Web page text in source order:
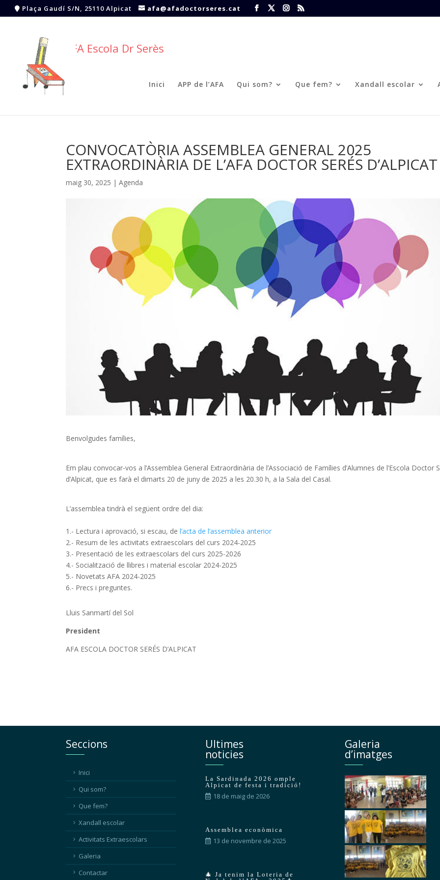
Plaça Gaudí S/N, 25110 Alpicat afa@afadoctorseres.cat
AFA Escola Dr Serès
Inici APP de l’AFA Qui som? Que fem? Xandall escolar
CONVOCATÒRIA ASSEMBLEA GENERAL 2025
EXTRAORDINÀRIA DE L’AFA DOCTOR SERÉS D’ALPICAT
maig 30, 2025 |Agenda
Benvolgudes famílies,
Em plau convocar-vos a l’Assemblea General Extraordinària de l’Associació de Famílies d’Alumnes de l’Escola Doctor
d’Alpicat, que es farà el dimarts 20 de juny de 2025 a les 20.30 h, a la Sala del Casal.
L’assemblea tindrà el següent ordre del dia:
1.- Lectura i aprovació, si escau, del’acta de l’assemblea anterior
2.- Resum de les activitats extraescolars del curs 2024-2025
3.- Presentació de les extraescolars del curs 2025-2026
4.- Socialització de llibres i material escolar 2024-2025
5.- Novetats AFA 2024-2025
6.- Precs i preguntes.
Lluis Sanmartí del Sol
President
AFA ESCOLA DOCTOR SERÉS D’ALPICAT
Seccions
Inici
Qui som?
Que fem?
Xandall escolar
Activitats Extraescolars
Galeria
Contactar
Ultimes
noticies
La Sardinada 2026 omple
Alpicat de festa i tradició!
18 de maig de 2026
Assemblea econòmica
13 de novembre de 2025
🎄 Ja tenim la Loteria de
Galeria
d’imatges